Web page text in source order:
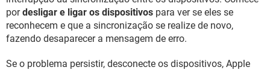
pordesligar e ligar os dispositivos para ver se eles se
reconhecem e que a sincronização se realize de novo,
fazendo desaparecer a mensagem de erro.
Se o problema persistir, desconecte os dispositivos, Apple